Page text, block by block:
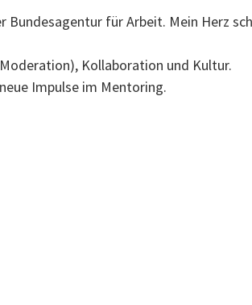
Bundesagentur für Arbeit. Mein Herz
Kollaboration und Kultur.
Impulse im Mentoring.